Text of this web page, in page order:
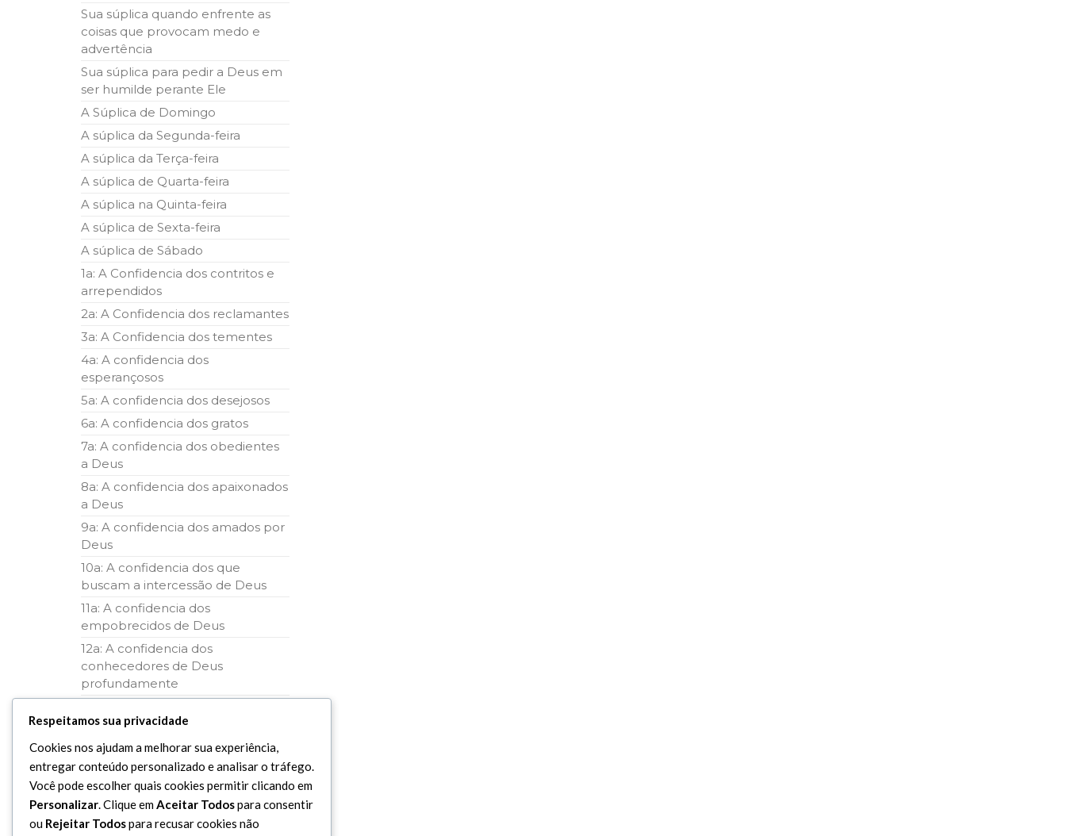
Sua súplica quando enfrente as
coisas que provocam medo e
advertência
Sua súplica para pedir a Deus em
ser humilde perante Ele
A Súplica de Domingo
A súplica da Segunda-feira
A súplica da Terça-feira
A súplica de Quarta-feira
A súplica na Quinta-feira
A súplica de Sexta-feira
A súplica de Sábado
1a: A Confidencia dos contritos e
arrependidos
2a: A Confidencia dos reclamantes
3a: A Confidencia dos tementes
4a: A confidencia dos
esperançosos
5a: A confidencia dos desejosos
6a: A confidencia dos gratos
7a: A confidencia dos obedientes
a Deus
8a: A confidencia dos apaixonados
a Deus
9a: A confidencia dos amados por
Deus
10a: A confidencia dos que
buscam a intercessão de Deus
11a: A confidencia dos
empobrecidos de Deus
12a: A confidencia dos
conhecedores de Deus
profundamente
de Deus
14a: A confidencia dos fortalecidos
em Deus
15a: A confidencia dos
desapegados
Respeitamos sua privacidade
Cookies nos ajudam a melhorar sua experiência,
entregar conteúdo personalizado e analisar o tráfego.
Você pode escolher quais cookies permitir clicando em
Personalizar. Clique emAceitar Todospara consentir
ou Rejeitar Todospara recusar cookies não